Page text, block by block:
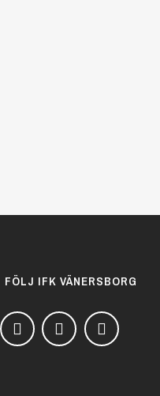
FÖLJ IFK VÄNERSBORG